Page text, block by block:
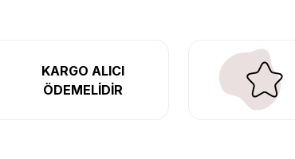
KARGO ALICI
ÖDEMELİDİR